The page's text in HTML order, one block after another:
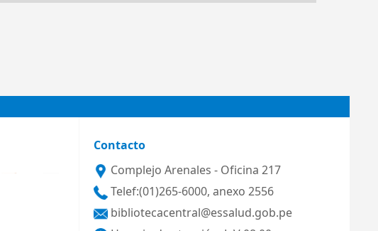
Contacto
Complejo Arenales - Oficina 217
Telef:(01)265-6000, anexo 2556
bibliotecacentral@essalud.gob.pe